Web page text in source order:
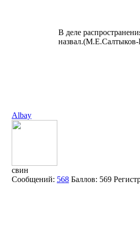
В деле
Albay
свин
Сообщений: 568 Баллов: 569